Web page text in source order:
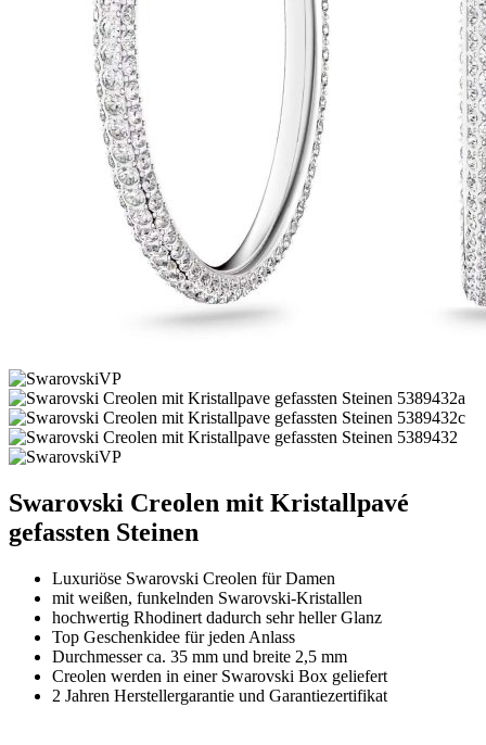
Swarovski Creolen mit Kristallpavé
gefassten Steinen
Luxuriöse Swarovski Creolen für Damen
mit weißen, funkelnden Swarovski-Kristallen
hochwertig Rhodinert dadurch sehr heller Glanz
Top Geschenkidee für jeden Anlass
Durchmesser ca. 35 mm und breite 2,5 mm
Creolen werden in einer Swarovski Box geliefert
2 Jahren Herstellergarantie und Garantiezertifikat